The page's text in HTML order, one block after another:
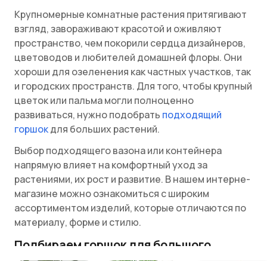
Крупномерные комнатные растения притягивают
взгляд, завораживают красотой и оживляют
пространство, чем покорили сердца дизайнеров,
цветоводов и любителей домашней флоры. Они
хороши для озеленения как частных участков, так
и городских пространств. Для того, чтобы крупный
цветок или пальма могли полноценно
развиваться, нужно подобрать подходящий
горшокдля больших растений.
Выбор подходящего вазона или контейнера
напрямую влияет на комфортный уход за
растениями, их рост и развитие. В нашем интерне-
магазине можно ознакомиться с широким
ассортиментом изделий, которые отличаются по
материалу, форме и стилю.
Подбираем горшок для большого